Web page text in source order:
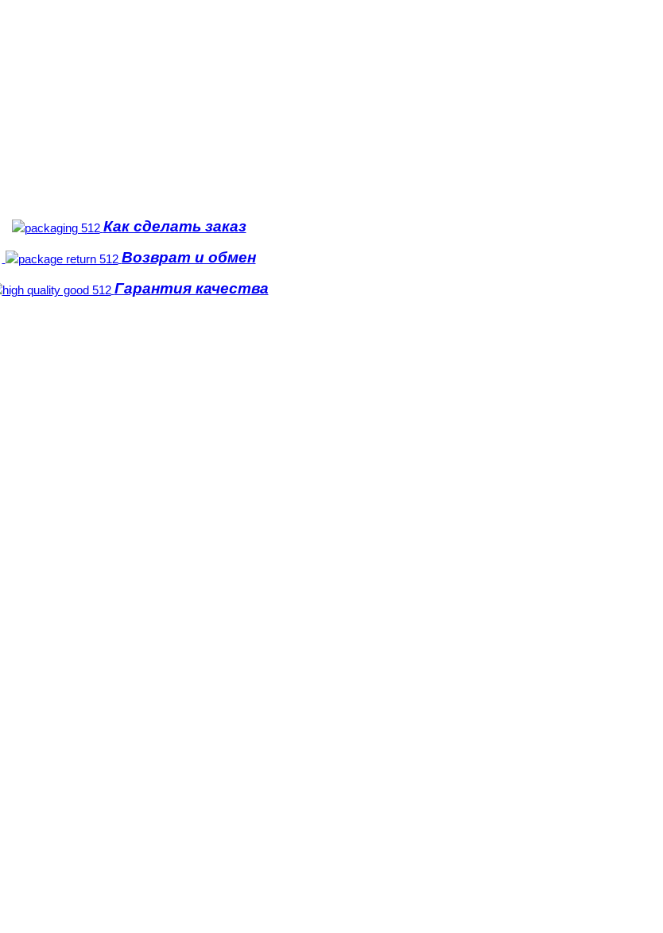
Как сделать заказ
Возврат и обмен
Гарантия качества